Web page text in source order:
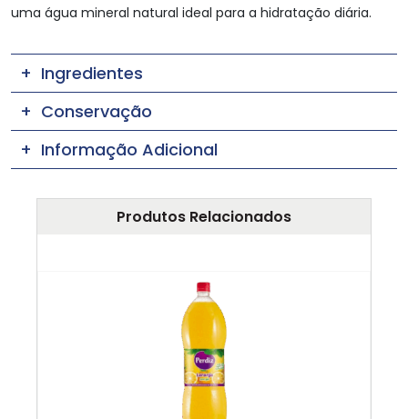
uma água mineral natural ideal para a hidratação diária.
Ingredientes
Conservação
Informação Adicional
Produtos Relacionados